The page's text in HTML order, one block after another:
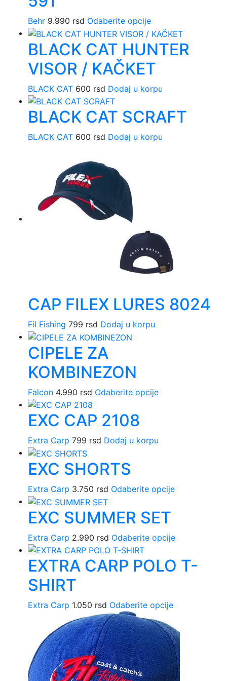
mogu
biti
izabrane
na
stranici
proizvoda.
Behr 9.990 rsd Odaberite opcije
proizvod
ima
više
mogu
izabrane
stranici
BLACK CAT HUNTER
VISOR / KAČKET
BLACK CAT 600 rsd Dodaj u korpu
BLACK CAT SCRAFT
BLACK CAT 600 rsd Dodaj u korpu
CAP FILEX LURES 8024
Fil Fishing 799 rsd Dodaj u korpu
CIPELE ZA
KOMBINEZON
Falcon 4.990 rsd Odaberite opcije
izabrane
stranici
proizvoda.
EXC CAP 2108
Extra Carp 799 rsd Dodaj u korpu
EXC SHORTS
Extra Carp 3.750 rsd Odaberite opcije
varijanti.
mogu
biti
EXC SUMMER SET
Extra Carp 2.990 rsd Odaberite opcije
ima
više
izabrane
na
stranici
proizvoda.
EXTRA CARP POLO T-
SHIRT
Extra Carp 1.050 rsd Odaberite opcije
ima
više
varijanti.
Opcije
mogu